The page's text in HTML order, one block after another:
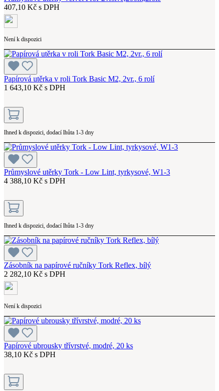
407,10 Kč s DPH
Není k dispozici
Papírová utěrka v roli Tork Basic M2, 2vr., 6 rolí
1 643,10 Kč s DPH
Ihned k dispozici, dodací lhůta 1-3 dny
Průmyslové utěrky Tork - Low Lint, tyrkysové, W1-3
4 388,10 Kč s DPH
Ihned k dispozici, dodací lhůta 1-3 dny
Zásobník na papírové ručníky Tork Reflex, bílý
2 282,10 Kč s DPH
Není k dispozici
Papírové ubrousky třívrstvé, modré, 20 ks
38,10 Kč s DPH